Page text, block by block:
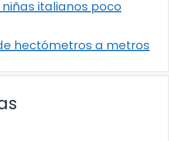
italianos poco
hectómetros a metros